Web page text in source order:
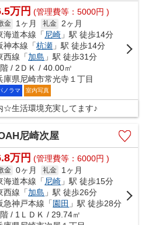
万円 (管理費等：5000円 )
金 1ヶ月 礼金
2ヶ月
海道本線「 尼崎 」駅 徒歩14分
神本線「杭瀬 」駅 徒歩14分
西線「加島 」駅 徒歩31分
/ 2ＤＫ / 40.00㎡
庫県尼崎市常光寺１丁目
ノラマ 室内写真
☆生活環境充実してます♪
尼崎次屋
万円 (管理費等：6000円 )
金 0ヶ月 礼金
1ヶ月
海道本線「 尼崎 」駅 徒歩15分
西線「加島 」駅 徒歩26分
急神戸本線「園田 」駅 徒歩28分
/ 1ＬＤＫ / 29.74㎡